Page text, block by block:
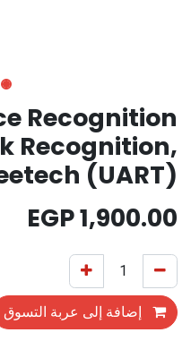
Recognition
Recognition,
(UART)
1,900.00
إضافة إلى عربة التسوق